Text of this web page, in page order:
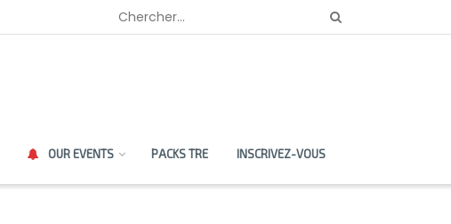
OUR EVENTS PACKS TRE INSCRIVEZ-VOUS